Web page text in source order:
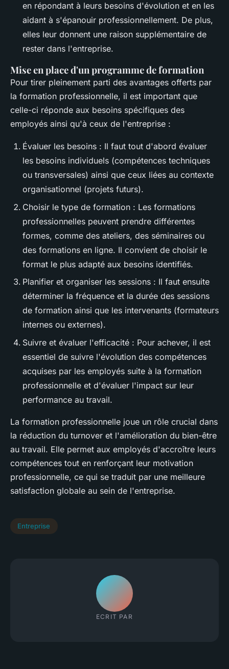
en répondant à leurs besoins d'évolution et en les
aidant à s'épanouir professionnellement. De plus,
elles leur donnent une raison supplémentaire de
rester dans l'entreprise.
Mise en place d'un programme de formation
Pour tirer pleinement parti des avantages offerts par
la formation professionnelle, il est important que
celle-ci réponde aux besoins spécifiques des
employés ainsi qu'à ceux de l'entreprise :
Évaluer les besoins : Il faut tout d'abord évaluer
les besoins individuels (compétences techniques
ou transversales) ainsi que ceux liées au contexte
organisationnel (projets futurs).
Choisir le type de formation : Les formations
professionnelles peuvent prendre différentes
formes, comme des ateliers, des séminaires ou
des formations en ligne. Il convient de choisir le
format le plus adapté aux besoins identifiés.
Planifier et organiser les sessions : Il faut ensuite
déterminer la fréquence et la durée des sessions
de formation ainsi que les intervenants (formateurs
internes ou externes).
Suivre et évaluer l'efficacité : Pour achever, il est
essentiel de suivre l'évolution des compétences
acquises par les employés suite à la formation
professionnelle et d'évaluer l'impact sur leur
performance au travail.
La formation professionnelle joue un rôle crucial dans
la réduction du turnover et l'amélioration du bien-être
au travail. Elle permet aux employés d'accroître leurs
compétences tout en renforçant leur motivation
professionnelle, ce qui se traduit par une meilleure
satisfaction globale au sein de l'entreprise.
Entreprise
ECRIT PAR